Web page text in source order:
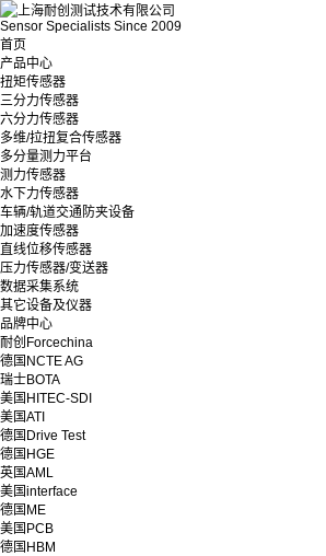
Sensor Specialists Since 2009
首页
产品中心
扭矩传感器
三分力传感器
六分力传感器
多维/拉扭复合传感器
多分量测力平台
测力传感器
水下力传感器
车辆/轨道交通防夹设备
加速度传感器
直线位移传感器
压力传感器/变送器
数据采集系统
其它设备及仪器
品牌中心
耐创Forcechina
德国NCTE AG
瑞士BOTA
美国HITEC-SDI
美国ATI
德国Drive Test
德国HGE
英国AML
美国interface
德国ME
美国PCB
德国HBM